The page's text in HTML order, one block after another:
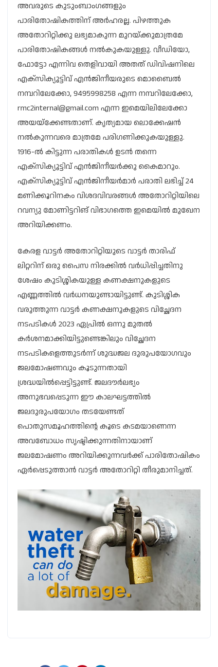
അവരുടെ കുടുംബാംഗങ്ങളും
പാരിതോഷികത്തിന് അർഹരല്ല. പിഴത്തുക
അതോറിറ്റിക്കു ലഭ്യമാകുന്ന മുറയ്ക്കുമാത്രമേ
പാരിതോഷികങ്ങള്‍ നല്‍കുകയുള്ളു. വീഡിയോ,
ഫോട്ടോ എന്നിവ തെളിവായി അതത്‌ ഡിവിഷനിലെ
എക്സിക്യൂട്ടിവ്‌ എന്‍ജിനീയരുടെ മൊബൈല്‍
നമ്പറിലേക്കോ, 9495998258 എന്ന നമ്പറിലേക്കോ,
rmc2internal@gmail.com എന്ന ഇമെയിലിലേക്കോ
അയയ്ക്കേണ്ടതാണ്‌. കൃത്യമായ ലൊക്കേഷന്‍
നല്‍കുന്നവരെ മാത്രമേ പരിഗണിക്കുകയുള്ളു.
1916-ല്‍ കിട്ടുന്ന പരാതികള്‍ ഉടന്‍ തന്നെ
എക്സിക്യൂട്ടിവ്‌ എന്‍ജിനീയര്‍ക്കു കൈമാറും.
എക്സിക്യൂട്ടിവ്‌ എന്‍ജിനീയര്‍മാര്‍ പരാതി ലഭിച്ച് 24
മണിക്കൂറിനകം വിശദവിവരങ്ങള്‍ അതോറിറ്റിയിലെ
റവന്യു മോണിട്ടറിങ് വിഭാ​ഗത്തെ ഇമെയില്‍ മുഖേന
അറിയിക്കണം.
കേരള വാട്ടര്‍ അതോറിറ്റിയുടെ വാട്ടര്‍ താരിഫ്‌
ലിറ്ററിന്‌ ഒരു പൈസ നിരക്കില്‍ വര്‍ധിപ്പിച്ചതിനു
ശേഷം കുടിശ്ശികയുള്ള കണക്ഷനുകളുടെ
എണ്ണത്തിൽ വര്‍ധനയുണ്ടായിട്ടുണ്ട്. കുടിശ്ശിക
വരുത്തുന്ന വാട്ടര്‍ കണക്ഷനുകളുടെ വിച്ഛേദന
നടപടികള്‍ 2023 ഏപ്രിൽ ഒന്നു മുതൽ
കർശനമാക്കിയിട്ടുണ്ടെങ്കിലും വിച്ഛേദന
നടപടികളെത്തുടർന്ന് ശുദ്ധജല ദുരുപയോഗവും
ജലമോഷണവും കൂടുന്നതായി
ശ്രദ്ധയില്‍പ്പെട്ടിട്ടുണ്ട്‌. ജലദൗര്‍ലഭ്യം
അനുഭവപ്പെടുന്ന ഈ കാലഘട്ടത്തില്‍
ജലദുരുപയോഗം തടയേണ്ടത്‌
പൊതുസമൂഹത്തിന്റെ കൂടെ കടമയാണെന്ന
അവബോധം സൃഷ്ടിക്കുന്നതിനായാണ്
ജലമോഷണം അറിയിക്കുന്നവർക്ക് പാരിതോഷികം
ഏർപ്പെടുത്താൻ വാട്ടർ അതോറിറ്റി തീരുമാനിച്ചത്.